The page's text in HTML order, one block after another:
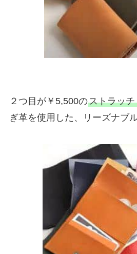
２つ目が￥5,500のストラッ
ぎ革を使用した、リーズナブ